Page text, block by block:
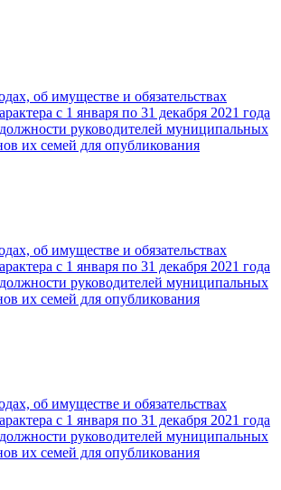
об имуществе и обязательствах
с 1 января по 31 декабря 2021 года
руководителей муниципальных
их семей для опубликования
об имуществе и обязательствах
с 1 января по 31 декабря 2021 года
руководителей муниципальных
их семей для опубликования
об имуществе и обязательствах
с 1 января по 31 декабря 2021 года
руководителей муниципальных
их семей для опубликования